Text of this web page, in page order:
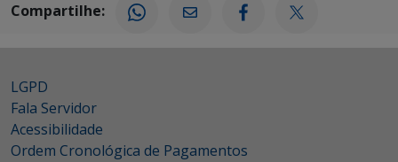
Compartilhe:
LGPD
Fala Servidor
Acessibilidade
Ordem Cronológica de Pagamentos